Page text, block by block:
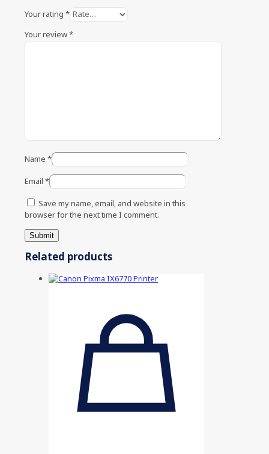
Your rating *
Your review*
Name *
Email *
Save my name, email, and website in this
browser for the next time I comment.
Related products